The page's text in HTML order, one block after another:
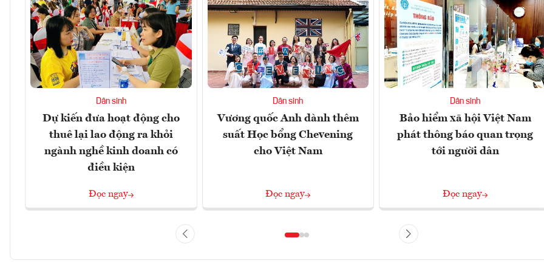
Dân sinh
Dự kiến đưa hoạt động cho
thuê lại lao động ra khỏi
ngành nghề kinh doanh có
điều kiện
Đọc ngay
Dân sinh
Vương quốc Anh dành thêm
suất Học bổng Chevening
cho Việt Nam
Đọc ngay
Dân sinh
Bảo hiểm xã hội Việt Nam
phát thông báo quan trọng
tới người dân
Đọc ngay